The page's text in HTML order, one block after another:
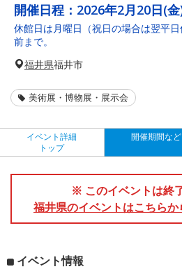
開催日程： 2026年2月20日(
休館日は月曜日（祝日の場合は翌平
前まで。
福井県福井市
美術展・博物展・展示会
イベント詳細
トップ
開催期間など
※ このイベントは終
福井県のイベントはこちらか
イベント情報